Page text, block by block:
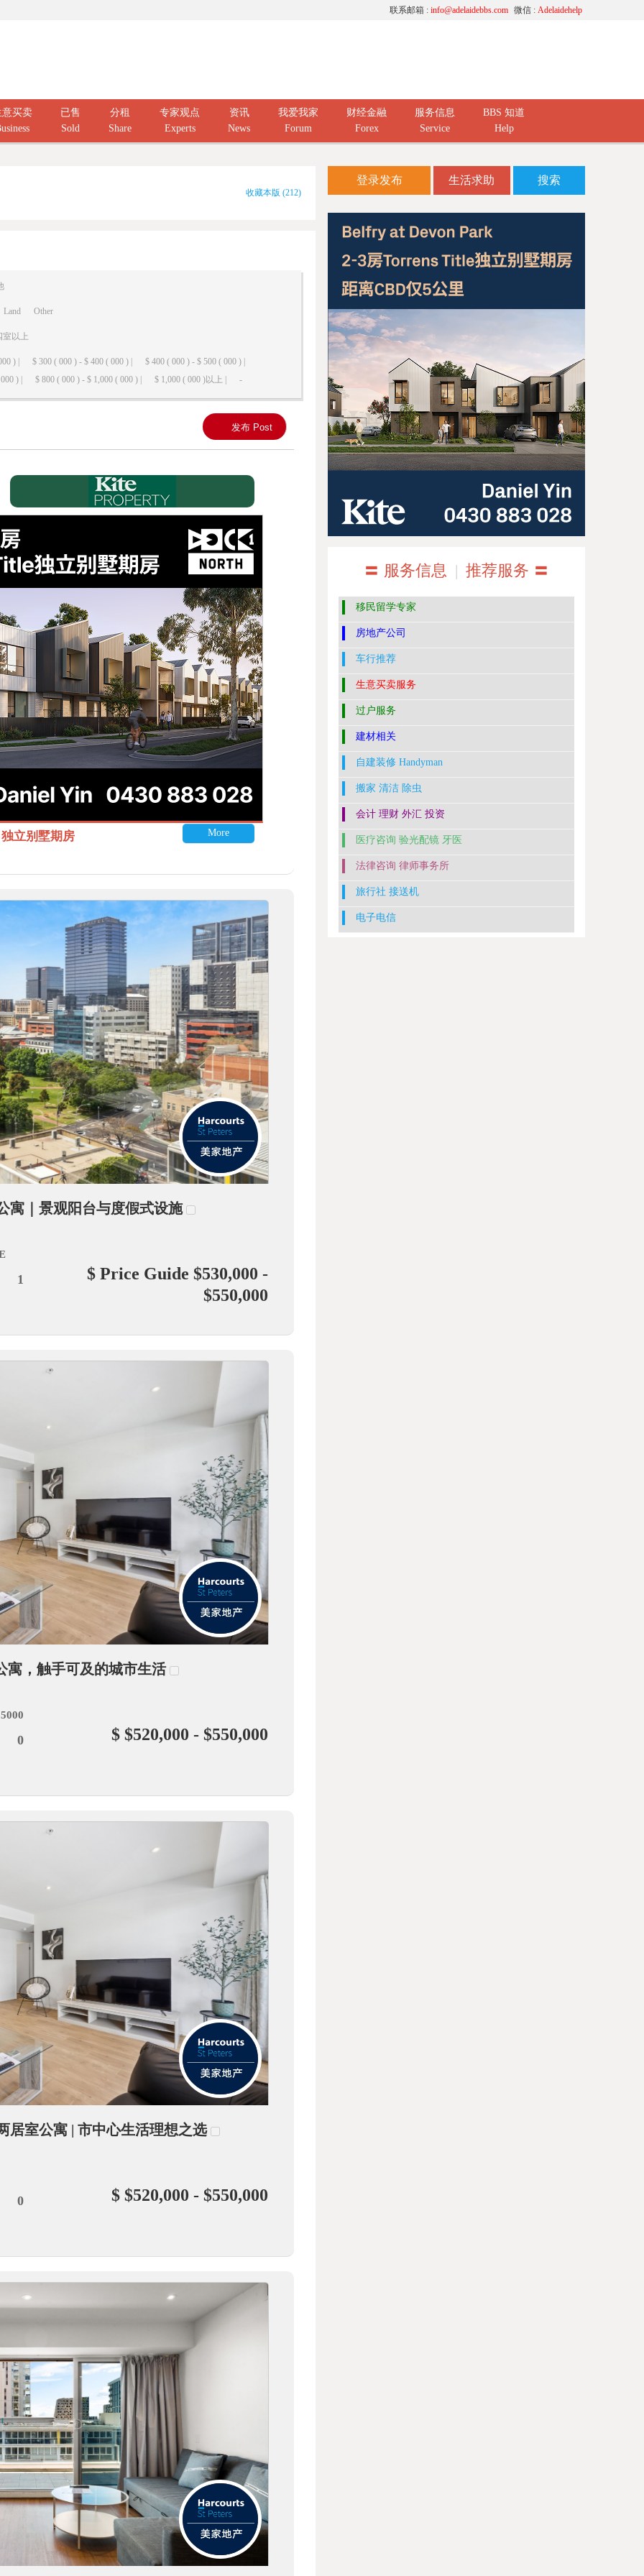
微信 : Adelaidehelp
联系邮箱 : info@adelaidebbs.com
意买卖
已售
Sold
分租
Share
专家观点
Experts
资讯
News
我爱我家
Forum
财经金融
Forex
服务信息
Service
BBS 知道
Help
收藏本版 (212)
Land Other
室以上
) | $ 300 ( 000 ) - $ 400 ( 000 ) |
$ 400 ( 000 ) - $ 500 ( 000 ) |
) |
$ 800 ( 000 ) - $ 1,000 ( 000 ) | $ 1,000 ( 000 )以上 | -
发布 Post
立别墅期房 More
寓｜景观阳台与度假式设施
1
$ Price Guide $530,000 -
$550,000
寓，触手可及的城市生活
0 $ $520,000 - $550,000
居室公寓 | 市中心生活理想之选
0 $ $520,000 - $550,000
登录发布 生活求助 搜索
〓 服务信息 | 推荐服务 〓
移民留学专家
房地产公司
车行推荐
生意买卖服务
过户服务
建材相关
自建装修 Handyman
搬家 清洁 除虫
会计 理财 外汇 投资
医疗咨询 验光配镜 牙医
法律咨询 律师事务所
旅行社 接送机
电子电信